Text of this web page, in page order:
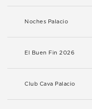
Noches Palacio
El Buen Fin 2026
Club Cava Palacio